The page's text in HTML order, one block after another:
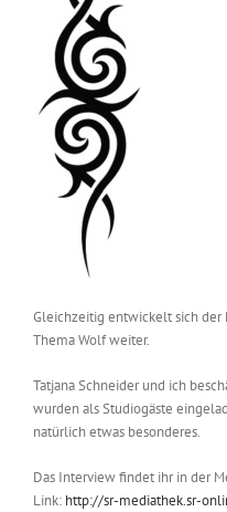
Gleichzeitig entwickelt sich der
Thema Wolf weiter.
Tatjana Schneider und ich
wurden als Studiogäste
natürlich etwas besonderes.
Das Interview findet ihr in der
Link: http://sr-mediathek.sr-